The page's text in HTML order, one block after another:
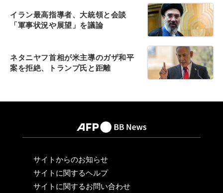
イラン最高指導者、大統領と会談
「軍事状況や展望」を議論
ネタニヤフ首相が米主導のガザ和平
案を拒絶、トランプ氏と距離
サイトからのお知らせ
サイトに関するヘルプ
サイトに関するお問い合わせ